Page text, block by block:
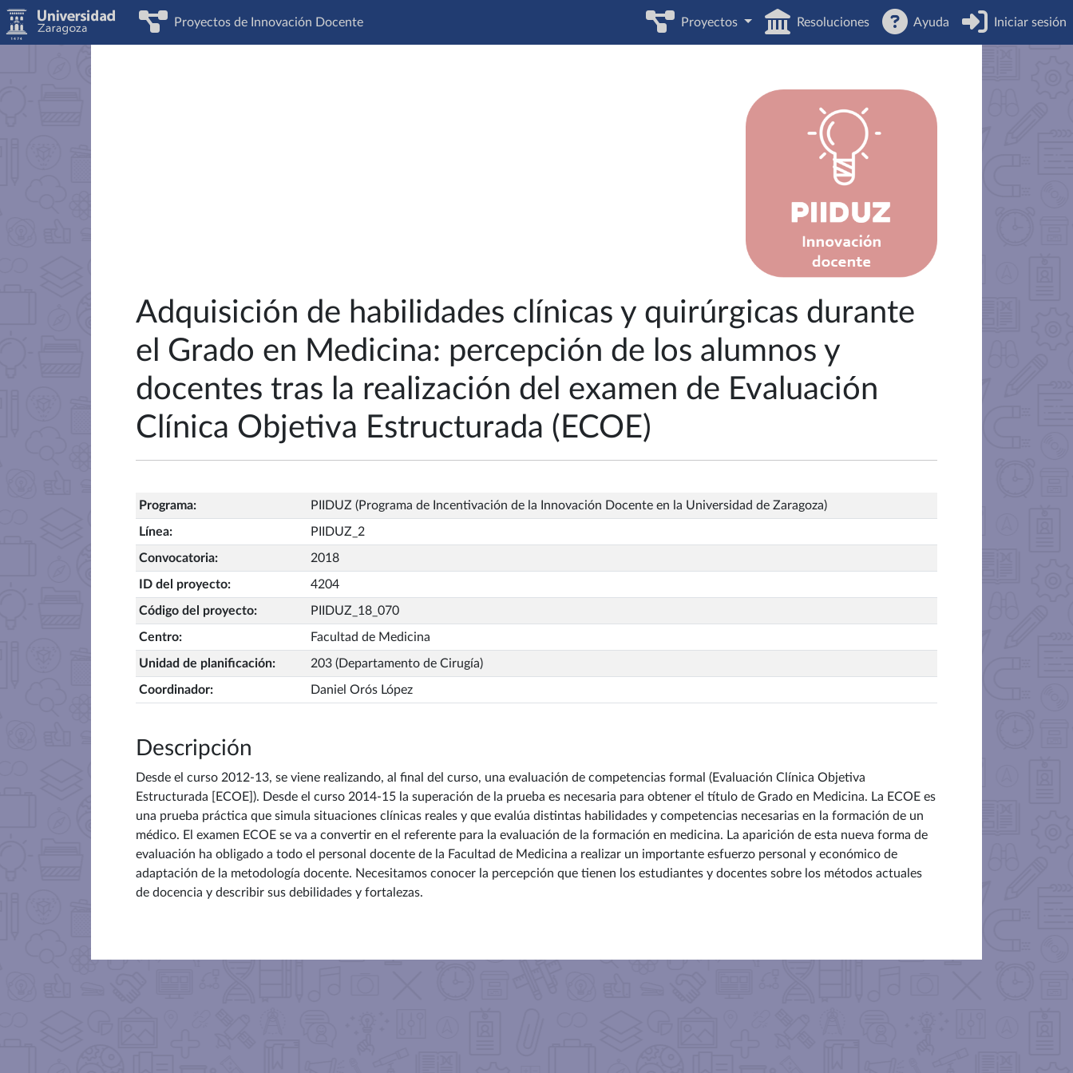
Proyectos de Innovación Docente Proyectos Resoluciones Ayuda Iniciar sesión
Adquisición de habilidades clínicas y quirúrgicas durante
el Grado en Medicina: percepción de los alumnos y
docentes tras la realización del examen de Evaluación
Clínica Objetiva Estructurada (ECOE)
Programa: PIIDUZ (Programa de Incentivación de la Innovación Docente en la Universidad de Zaragoza)
Línea: PIIDUZ_2
Convocatoria: 2018
ID del proyecto: 4204
Código del proyecto: PIIDUZ_18_070
Centro: Facultad de Medicina
Unidad de planificación: 203 (Departamento de Cirugía)
Coordinador: Daniel Orós López
Descripción
Desde el curso 2012-13, se viene realizando, al final del curso, una evaluación de competencias formal (Evaluación Clínica Objetiva
Estructurada [ECOE]). Desde el curso 2014-15 la superación de la prueba es necesaria para obtener el título de Grado en Medicina. La ECOE es
una prueba práctica que simula situaciones clínicas reales y que evalúa distintas habilidades y competencias necesarias en la formación de un
médico. El examen ECOE se va a convertir en el referente para la evaluación de la formación en medicina. La aparición de esta nueva forma de
evaluación ha obligado a todo el personal docente de la Facultad de Medicina a realizar un importante esfuerzo personal y económico de
adaptación de la metodología docente. Necesitamos conocer la percepción que tienen los estudiantes y docentes sobre los métodos actuales
de docencia y describir sus debilidades y fortalezas.